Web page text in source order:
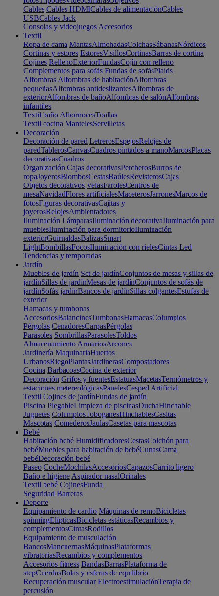
Cables Cables HDMICables de alimentaciónCables
USBCables Jack
Consolas y videojuegos Accesorios
Textil
Ropa de cama MantasAlmohadasColchasSábanasNórdicos
Cortinas y estores EstoresVisillosCortinasBarras de cortina
Cojines RellenoExteriorFundasCojín con relleno
Complementos para sofás Fundas de sofásPlaids
Alfombras Alfombras de habitaciónAlfombras
pequeñasAlfombras antideslizantesAlfombras de
exteriorAlfombras de bañoAlfombras de salónAlfombras
infantiles
Textil baño AlbornocesToallas
Textil cocina MantelesServilletas
Decoración
Decoración de pared LetrerosEspejosRelojes de
paredTablerosCanvasCuadros pintados a manoMarcosPlacas
decorativasCuadros
Organización Cajas decorativasPercherosBurros de
ropaJoyerosBiombosCestasBaúlesRevisterosCajas
Objetos decorativos VelasFarolesCentros de
mesaNavidadFlores artificialesMaceterosJarronesMarcos de
fotosFiguras decorativasCajitas y
joyerosRelojesAmbientadores
Iluminación LámparasIluminación decorativaIluminación para
mueblesIluminación para dormitorioIluminación
exteriorGuirnaldasBalizasSmart
LightBombillasFocosIluminación con rielesCintas Led
Tendencias y temporadas
Jardín
Muebles de jardín Set de jardínConjuntos de mesas y sillas de
jardínSillas de jardínMesas de jardínConjuntos de sofás de
jardínSofás jardínBancos de jardínSillas colgantesEstufas de
exterior
Hamacas y tumbonas
AccesoriosBalancinesTumbonasHamacasColumpios
Pérgolas CenadoresCarpasPérgolas
Parasoles SombrillasParasolesToldos
Almacenamiento ArmariosArcones
Jardinería MaquinariaHuertos
UrbanosRiegoPlantasJardinerasCompostadores
Cocina BarbacoasCocina de exterior
Decoración Grifos y fuentesEstatuasMacetasTermómetros y
estaciones metereológicasPanelesCesped Artificial
Textil Cojines de jardínFundas de jardín
Piscina PlegableLimpieza de piscinasDuchaHinchable
Juguetes ColumpiosToboganesHinchablesCasitas
Mascotas ComederosJaulasCasetas para mascotas
Bebé
Habitación bebé HumidificadoresCestasColchón para
bebéMuebles para habitación de bebéCunasCama
bebéDecoración bebé
Paseo CocheMochilasAccesoriosCapazosCarrito ligero
Baño e higiene Aspirador nasalOrinales
Textil bebé CojinesFunda
Seguridad Barreras
Deporte
Equipamiento de cardio Máquinas de remoBicicletas
spinningElípticasBicicletas estáticasRecambios y
complementosCintasRodillos
Equipamiento de musculación
BancosMancuernasMáquinasPlataformas
vibratoriasRecambios y complementos
Accesorios fitness BandasBarrasPlataforma de
stepCuerdasBolas y esferas de equilibrio
Recuperación muscular ElectroestimulaciónTerapia de
percusión